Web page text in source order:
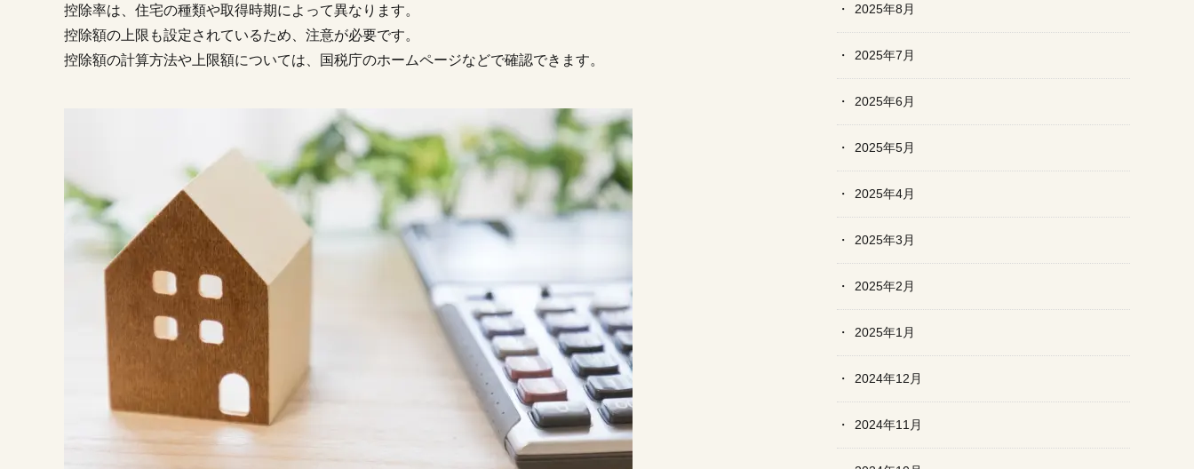
住
宅
ロ
ー
の
注
ン控
控除率は、住宅の種類や取得時期によって異なります。
控除額の上限も設定されているため、注意が必要です。
控除額の計算方法や上限額については、国税庁のホームページなどで確認できます。
2025年8月
2025年7月
2025年6月
2025年5月
2025年4月
2025年3月
2025年2月
2025年1月
2024年12月
2024年11月